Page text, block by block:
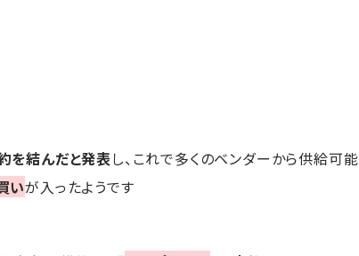
を結んだと発表し、これで多くのベンダーから供給可能
いが入ったようです